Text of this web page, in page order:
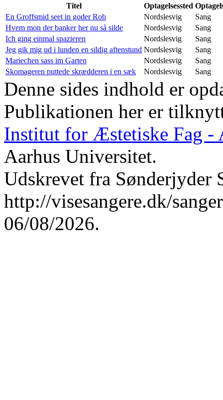
Titel Optagelsessted
En Groffsmid seet in goder Roh
Nordslesvig
Sang
Hvem mon der banker her nu så silde
Nordslesvig
Sang
Ich ging einmal spazieren
Nordslesvig
Sang
Jeg gik mig ud i lunden en sildig aftenstund Nordslesvig
Sang
Mariechen sass im Garten
Nordslesvig
Sang
Skomageren puttede skrædderen i en sæk
Nordslesvig Sang
Denne sides indhold er
Publikationen her er
Institut for Æstetiske Fag -
Aarhus Universitet.
Udskrevet fra Sønderjyder
http://visesangere.dk/
06/08/2026.